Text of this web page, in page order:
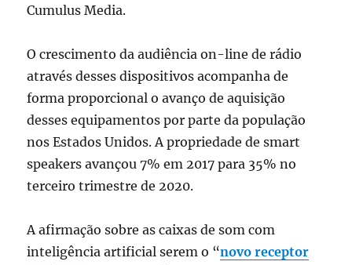
Cumulus Media.
O crescimento da audiência on-line de rádio
através desses dispositivos acompanha de
forma proporcional o avanço de aquisição
desses equipamentos por parte da população
nos Estados Unidos. A propriedade de smart
speakers avançou 7% em 2017 para 35% no
terceiro trimestre de 2020.
A afirmação sobre as caixas de som com
inteligência artificial serem o “novo receptor